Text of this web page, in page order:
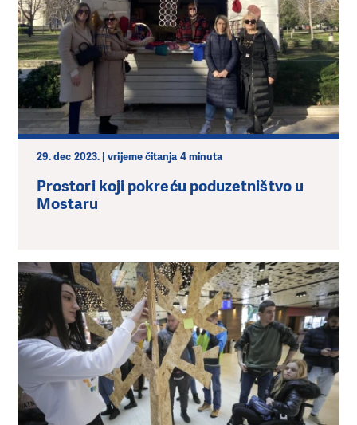
29. dec 2023. | vrijeme čitanja 4 minuta
Prostori koji pokreću poduzetništvo u
Mostaru